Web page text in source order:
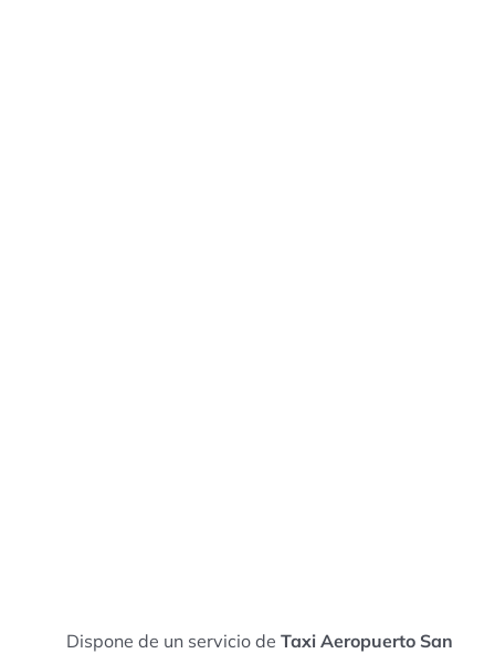
Dispone de un servicio de Taxi Aeropuerto San